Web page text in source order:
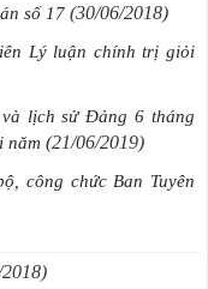
số 17 (30/06/2018)
Lý luận chính trị giỏi
lịch sử Đảng 6 tháng
năm (21/06/2019)
công chức Ban Tuyên